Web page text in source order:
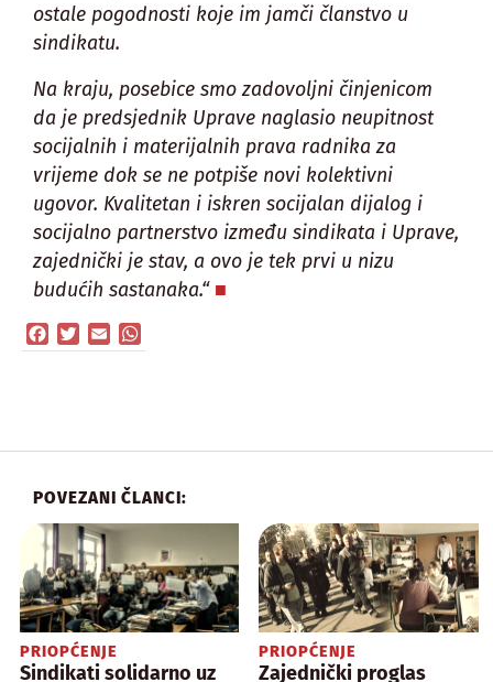
ostale pogodnosti koje im jamči članstvo u
sindikatu.
Na kraju, posebice smo zadovoljni činjenicom
da je predsjednik Uprave naglasio neupitnost
socijalnih i materijalnih prava radnika za
vrijeme dok se ne potpiše novi kolektivni
ugovor. Kvalitetan i iskren socijalan dijalog i
socijalno partnerstvo između sindikata i Uprave,
zajednički je stav, a ovo je tek prvi u nizu
budućih sastanaka.“
Facebook
TwitterEmail
POVEZANI ČLANCI:
PRIOPĆENJE
Sindikati solidarno uz
PRIOPĆENJE
Zajednički proglas